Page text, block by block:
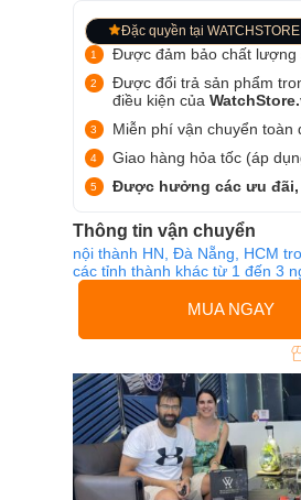
Đặc quyền tại WATCHSTORE
Được đảm bảo chất lượng
Được đổi trả sản phẩm
điều kiện của
Miễn phí vận chuyển toàn
Giao hàng hỏa tốc (áp
Được hưởng các ưu đãi,
Thông tin vận chuyển
nội thành HN, Đà Nẵng, HCM
các tỉnh thành khác từ 1 đến 3
MUA NGAY